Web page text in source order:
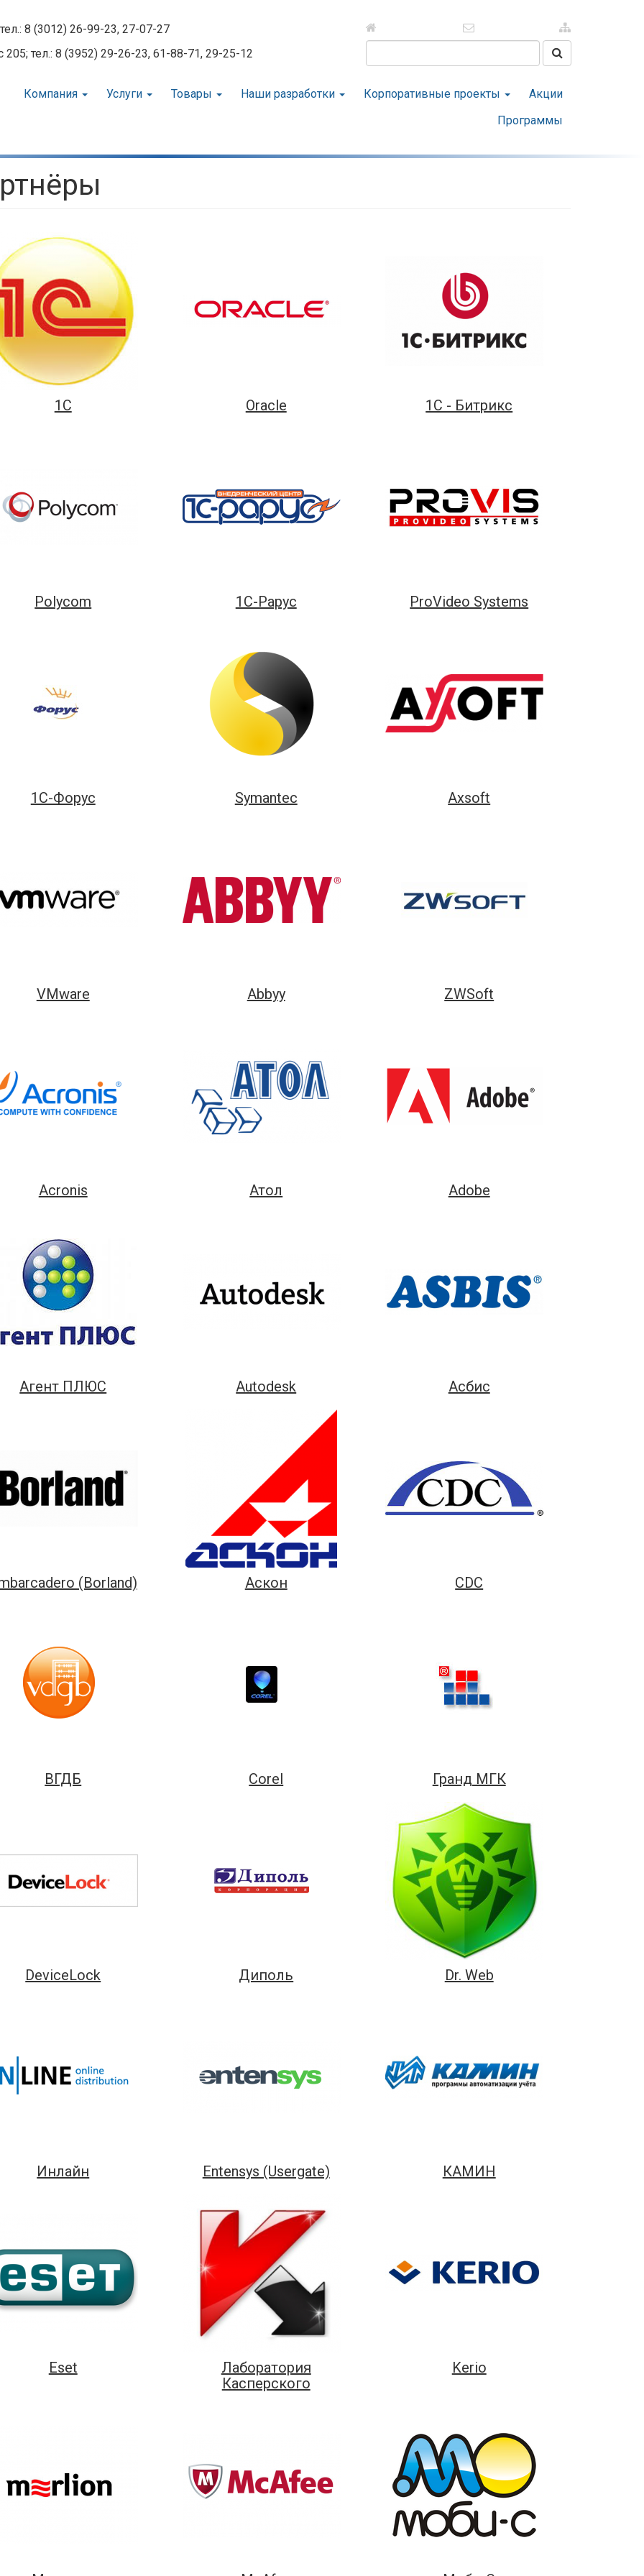
8 (3012) 26-99-23, 27-07-27
тел.: 8 (3952) 29-26-23, 61-88-71, 29-25-12
Поиск на сайте
Компания Услуги Товары Наши разработки Корпоративные проекты
Акции
Программы
1С Oracle 1С - Битрикс
Polycom 1С-Рарус ProVideo Systems
1С-Форус Symantec Axsoft
VMware Abbyy ZWSoft
Acronis Атол Adobe
Агент ПЛЮС Autodesk Асбис
(Borland) Аскон CDC
ВГДБ Corel Гранд МГК
DeviceLock Диполь Dr. Web
Инлайн Entensys (Usergate) КАМИН
Eset
Лаборатория
Касперского
Kerio